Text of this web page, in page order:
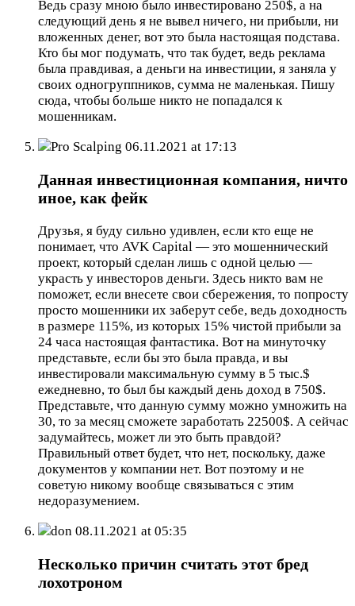
Ведь сразу мною было инвестировано 250$, а на
следующий день я не вывел ничего, ни прибыли, ни
вложенных денег, вот это была настоящая подстава.
Кто бы мог подумать, что так будет, ведь реклама
была правдивая, а деньги на инвестиции, я заняла у
своих одногруппников, сумма не маленькая. Пишу
сюда, чтобы больше никто не попадался к
мошенникам.
Pro Scalping 06.11.2021 at 17:13
Данная инвестиционная компания, ничто
иное, как фейк
Друзья, я буду сильно удивлен, если кто еще не
понимает, что AVK Capital — это мошеннический
проект, который сделан лишь с одной целью —
украсть у инвесторов деньги. Здесь никто вам не
поможет, если внесете свои сбережения, то попросту
просто мошенники их заберут себе, ведь доходность
в размере 115%, из которых 15% чистой прибыли за
24 часа настоящая фантастика. Вот на минуточку
представьте, если бы это была правда, и вы
инвестировали максимальную сумму в 5 тыс.$
ежедневно, то был бы каждый день доход в 750$.
Представьте, что данную сумму можно умножить на
30, то за месяц сможете заработать 22500$. А сейчас
задумайтесь, может ли это быть правдой?
Правильный ответ будет, что нет, поскольку, даже
документов у компании нет. Вот поэтому и не
советую никому вообще связываться с этим
недоразумением.
don 08.11.2021 at 05:35
Несколько причин считать этот бред
лохотроном